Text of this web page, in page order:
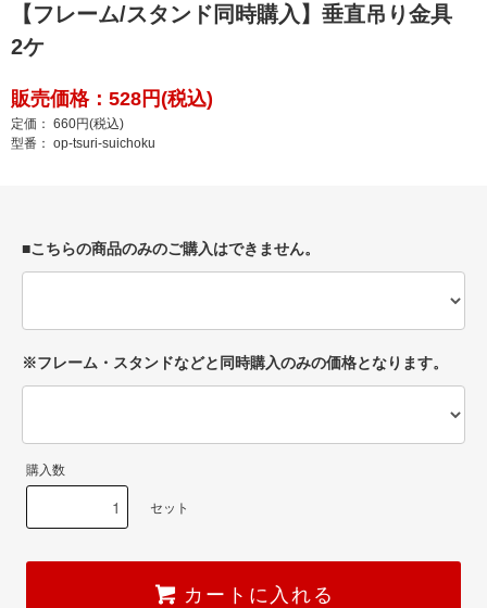
【フレーム/スタンド同時購入】垂直吊り金具
2ケ
販売価格：528円(税込)
定価： 660円(税込)
型番： op-tsuri-suichoku
■こちらの商品のみのご購入はできません。
※フレーム・スタンドなどと同時購入のみの価格となります。
購入数
セット
カートに入れる